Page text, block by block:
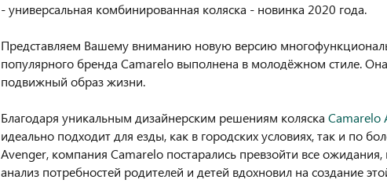
- универсальная комбинированная коляска - новинка 2020 года.
Представляем Вашему вниманию новую версию
популярного бренда Camarelo выполнена в молодёжном стиле.
подвижный образ жизни.
Благодаря уникальным дизайнерским решениям коляска Camarelo
идеально подходит для езды, как в городских условиях, так и по
Avenger, компания Camarelo постарались превзойти все
анализ потребностей родителей и детей вдохновил на создание